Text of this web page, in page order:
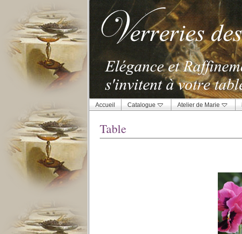
Accueil Catalogue Atelier de Marie
Table